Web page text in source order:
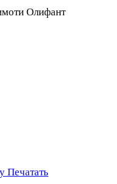
Олифант
Печатать